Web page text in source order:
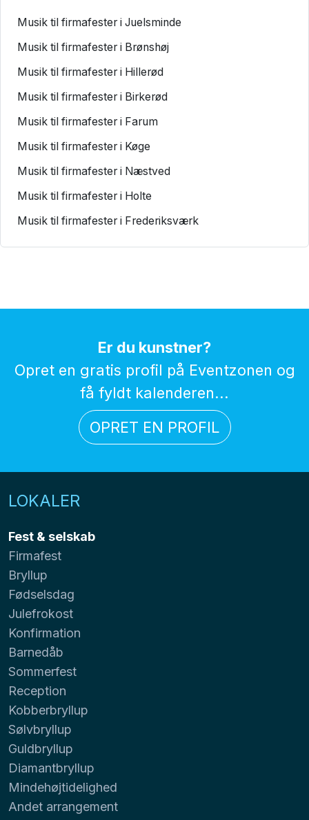
Musik til firmafester i Juelsminde
Musik til firmafester i Brønshøj
Musik til firmafester i Hillerød
Musik til firmafester i Birkerød
Musik til firmafester i Farum
Musik til firmafester i Køge
Musik til firmafester i Næstved
Musik til firmafester i Holte
Musik til firmafester i Frederiksværk
Er du kunstner?
Opret en gratis profil på Eventzonen og
få fyldt kalenderen...
OPRET EN PROFIL
LOKALER
Fest & selskab
Firmafest
Bryllup
Fødselsdag
Julefrokost
Konfirmation
Barnedåb
Sommerfest
Reception
Kobberbryllup
Sølvbryllup
Guldbryllup
Diamantbryllup
Mindehøjtidelighed
Andet arrangement